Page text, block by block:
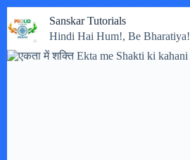
to
content
Sanskar Tutorials
Hindi Hai Hum!, Be Bharatiya!